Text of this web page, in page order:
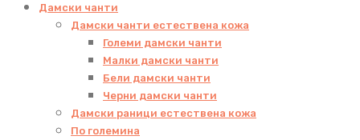
Дамски чанти
Дамски чанти естествена кожа
Големи дамски чанти
Малки дамски чанти
Бели дамски чанти
Черни дамски чанти
Дамски раници естествена кожа
По големина